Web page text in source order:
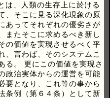
は、人類の生存上に於ける
、そこに見る深化現象の原
あってそれぞれの優劣さが
またそこに求めるべき新し
の価値を実現させるべく平
、言わば、そのシステムこ
る。 更にこの価値を実現さ
政治実体からの運営を可能
要となり、これ等の事から
条例（第６４条）として新